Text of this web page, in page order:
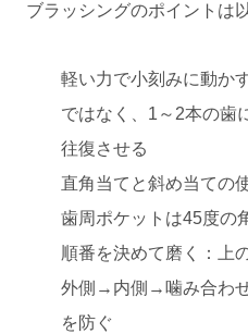
ブラッシングのポイントは
軽い力で小刻みに動か
ではなく、1～2本の歯
往復させる
直角当てと斜め当ての
歯周ポケットは45度の
順番を決めて磨く：
外側→内側→噛み合わ
を防ぐ